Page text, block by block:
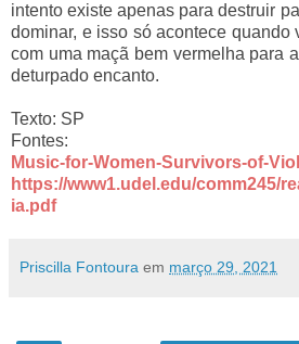
intento existe apenas para destruir
dominar, e isso só acontece quando
com uma maçã bem vermelha para
deturpado encanto.
Texto: SP
Fontes:
Music-for-Women-Survivors-of-
https://www1.udel.edu/comm245/
ia.pdf
Priscilla Fontoura em março 29, 2021